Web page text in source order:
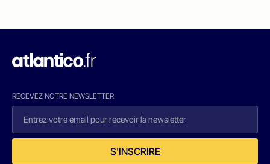
RECEVEZ NOTRE NEWSLETTER
S'INSCRIRE